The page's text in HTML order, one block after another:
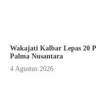
Wakajati Kalbar Lepas 20
Palma Nusantara
4 Agustus 2026